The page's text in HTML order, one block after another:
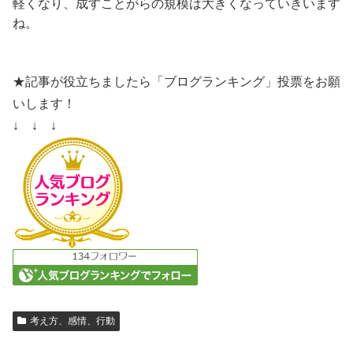
軽くなり、成すことがらの規模は大きくなっていきいます
ね。
★記事が役立ちましたら「ブログランキング」投票をお願
いします！
↓ ↓ ↓
考え方、感情、行動